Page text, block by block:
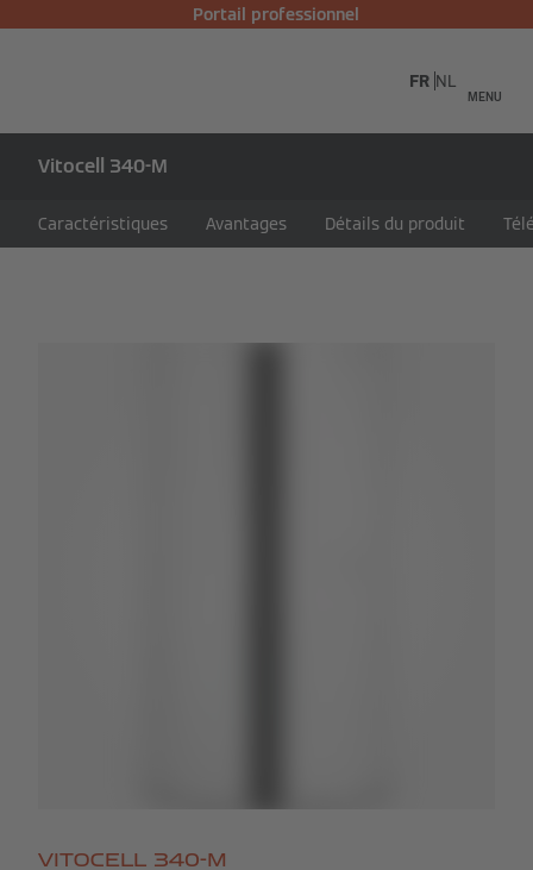
Portail professionnel
MENU
FR NL
Vitocell 340-M
Caractéristiques Avantages Détails du produit
VITOCELL 340-M